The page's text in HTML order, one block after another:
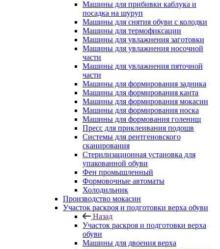
Машины для прибивки каблука и
посадка на шуруп
Машины для снятия обуви с колодки
Машины для термофиксации
Машины для увлажнения заготовки
Машины для увлажнения носочной
части
Машины для увлажнения пяточной
части
Машины для формирования задника
Машины для формирования канта
Машины для формирования мокасин
Машины для формирования носка
Машины для формования голенищ
Пресс для приклеивания подошв
Системы для рентгеновского
сканирования
Стерилизационная установка для
упакованной обуви
Фен промышленный
Формовочные автоматы
Холодильник
Производство мокасин
Участок раскроя и подготовки верха обуви
Назад
Участок раскроя и подготовки верха
обуви
Машины для двоения верха